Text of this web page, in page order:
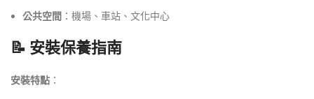
公共空間 ：機場、車站、文化中心
📝 安裝保養指南
安裝特點 ：